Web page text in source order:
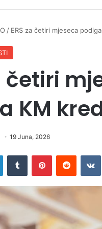
/ ERS za četiri mjeseca
četiri
KM
19 Juna, 2026